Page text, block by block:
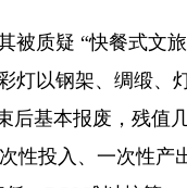
被质疑 “快餐式文
灯以钢架、绸缎、
后基本报废，残值
性投入、一次性产